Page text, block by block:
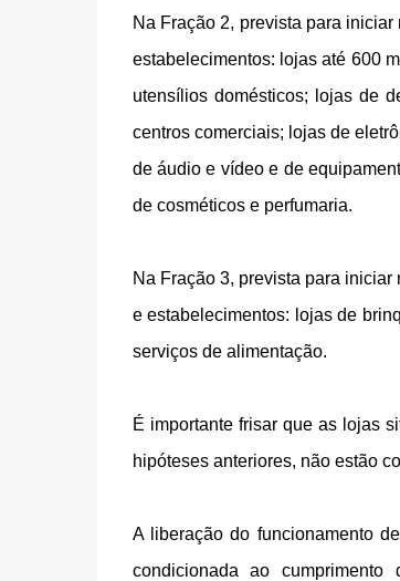
Na Fração 2, prevista para
estabelecimentos: lojas até 600
utensílios domésticos; lojas de
centros comerciais; lojas de
de áudio e vídeo e de
de cosméticos e perfumaria.
Na Fração 3, prevista para
e estabelecimentos: lojas de
serviços de alimentação.
É importante frisar que as lojas
hipóteses anteriores, não estão
A liberação do funcionamento
condicionada ao